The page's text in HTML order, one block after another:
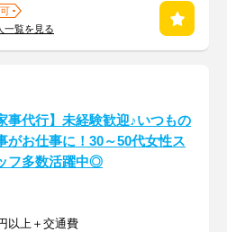
一覧を見る
事代行】未経験歓迎♪いつもの
がお仕事に！30～50代女性ス
フ多数活躍中◎
以上＋交通費